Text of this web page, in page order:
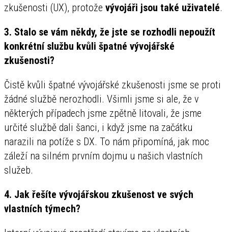
zkušenosti (UX), protože vývojáři jsou také uživatelé.
3. Stalo se vám někdy, že jste se rozhodli nepoužít
konkrétní službu kvůli špatné vývojářské
zkušenosti?
Čistě kvůli špatné vývojářské zkušenosti jsme se proti
žádné službě nerozhodli. Všimli jsme si ale, že v
některých případech jsme zpětně litovali, že jsme
určité službě dali šanci, i když jsme na začátku
narazili na potíže s DX. To nám připomíná, jak moc
záleží na silném prvním dojmu u našich vlastních
služeb.
4. Jak řešíte vývojářskou zkušenost ve svých
vlastních týmech?